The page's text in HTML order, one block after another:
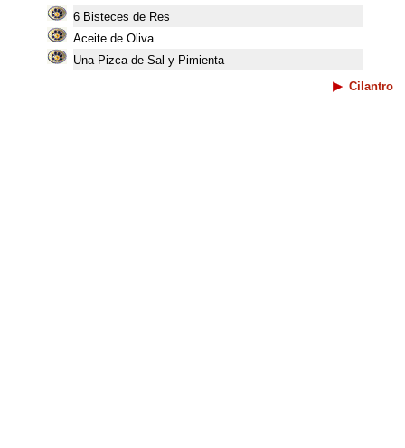
6 Bisteces de Res
Aceite de Oliva
Una Pizca de Sal y Pimienta
Cilantro